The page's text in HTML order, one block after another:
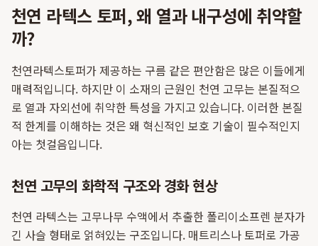
천연 라텍스 토퍼, 왜 열과 내구성에 취약할
까?
천연라텍스토퍼가 제공하는 구름 같은 편안함은 많은 이들에게
매력적입니다. 하지만 이 소재의 근원인 천연 고무는 본질적으
로 열과 자외선에 취약한 특성을 가지고 있습니다. 이러한 본질
적 한계를 이해하는 것은 왜 혁신적인 보호 기술이 필수적인지
아는 첫걸음입니다.
천연 고무의 화학적 구조와 경화 현상
천연 라텍스는 고무나무 수액에서 추출한 폴리이소프렌 분자가
긴 사슬 형태로 얽혀있는 구조입니다. 매트리스나 토퍼로 가공